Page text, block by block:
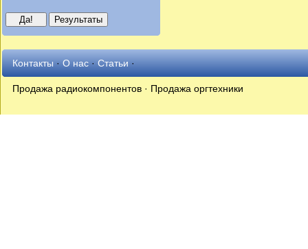
Контакты·О нас·Статьи·
Продажа радиокомпонентов · Продажа оргтехники